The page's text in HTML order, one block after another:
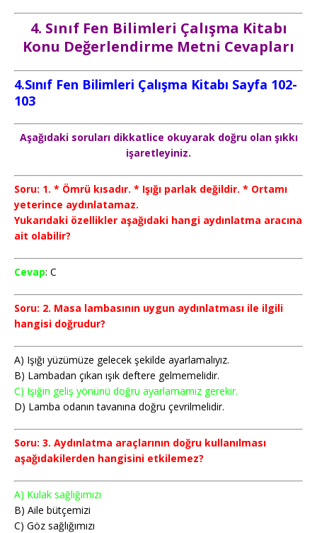
4. Sınıf Fen Bilimleri Çalışma Kitabı
Konu Değerlendirme Metni Cevapları
4.Sınıf Fen Bilimleri Çalışma Kitabı Sayfa 102-
103
Aşağıdaki soruları dikkatlice okuyarak doğru olan şıkkı
işaretleyiniz.
Soru: 1. * Ömrü kısadır. * Işığı parlak değildir. * Ortamı
yeterince aydınlatamaz.
Yukarıdaki özellikler aşağıdaki hangi aydınlatma aracına
ait olabilir?
Cevap: C
Soru: 2. Masa lambasının uygun aydınlatması ile ilgili
hangisi doğrudur?
A) Işığı yüzümüze gelecek şekilde ayarlamalıyız.
B) Lambadan çıkan ışık deftere gelmemelidir.
C) Işığın geliş yönünü doğru ayarlamamız gerekir.
D) Lamba odanın tavanına doğru çevrilmelidir.
Soru: 3. Aydınlatma araçlarının doğru kullanılması
aşağıdakilerden hangisini etkilemez?
A) Kulak sağlığımızı
B) Aile bütçemizi
C) Göz sağlığımızı